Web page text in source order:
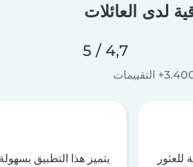
لدى العائلات
4,7 / 5
التقييمات
يتميز هذا التطبيق